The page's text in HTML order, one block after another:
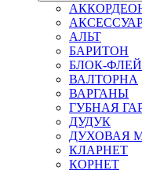
АЛЬТ
БАРИТОН
БЛОК-
ВАЛТОРНА
ВАРГАНЫ
ГУБНАЯ
ДУДУК
ДУХОВАЯ
КЛАРНЕТ
КОРНЕТ